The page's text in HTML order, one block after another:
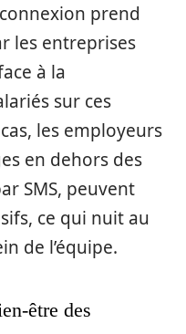
prend
les entreprises
à la
sur ces
les employeurs
en dehors des
SMS, peuvent
ce qui nuit au
de l’équipe.
être des